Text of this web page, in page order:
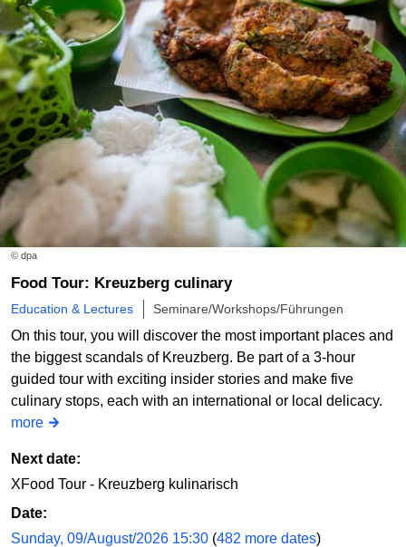
© dpa
Food Tour: Kreuzberg culinary
Education & Lectures Seminare/Workshops/Führungen
On this tour, you will discover the most important places and
the biggest scandals of Kreuzberg. Be part of a 3-hour
guided tour with exciting insider stories and make five
culinary stops, each with an international or local delicacy.
more
Next date:
XFood Tour - Kreuzberg kulinarisch
Date:
Sunday, 09/August/2026 15:30 (482 more dates)